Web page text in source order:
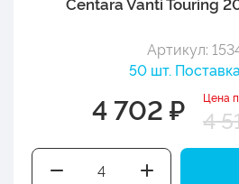
Артикул:
50 шт.
4 702 ₽ Цена
4